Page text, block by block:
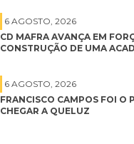
6 AGOSTO, 2026
CD MAFRA AVANÇA EM
CONSTRUÇÃO DE UMA
6 AGOSTO, 2026
FRANCISCO CAMPOS FOI O
CHEGAR A QUELUZ